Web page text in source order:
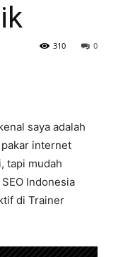
0
310
saya adalah
pakar internet
tapi mudah
Indonesia
di Trainer